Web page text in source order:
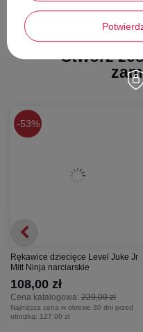
Praktyczne detale:Rękawice
mankiecie oraz specjalny
zapobiec zgubieniu jednej z
Stwórz
53%
Rękawice dziecięce Level Juke Jr
Mitt Ninja narciarskie
Cena katalogowa: 229,00 zł
108,00 zł
Najniższa cena w okresie 30 dni przed
obniżką: 127,00 zł